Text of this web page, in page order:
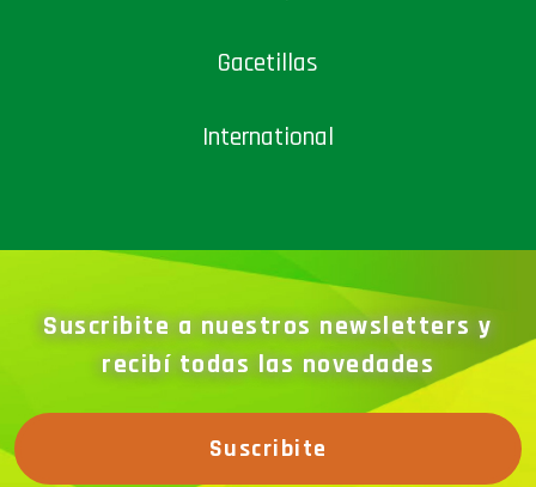
Gacetillas
International
Suscribite a nuestros newsletters y
recibí todas las novedades
Suscribite